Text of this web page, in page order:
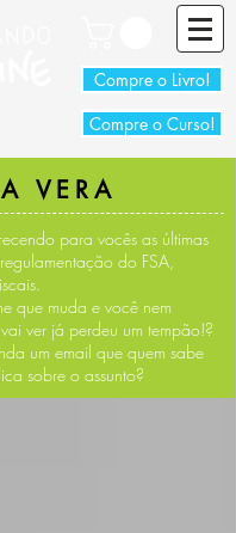
Compre o Livro!
Compre o Curso!
VERA
para vocês as últimas
do FSA,
que muda e você nem
ver já perdeu um tempão!?
um email que quem sabe
sobre o assunto?